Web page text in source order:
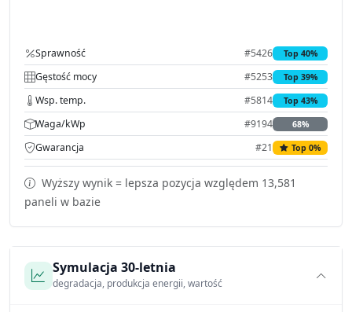
Sprawność #5426 Top 40%
Gęstość mocy #5253 Top 39%
Wsp. temp. #5814 Top 43%
Waga/kWp #9194 68%
Gwarancja #21 Top 0%
Wyższy wynik = lepsza pozycja względem 13,581
paneli w bazie
Symulacja 30-letnia
degradacja, produkcja energii, wartość